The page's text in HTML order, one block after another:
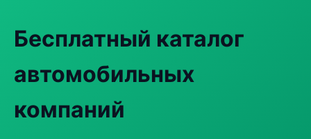
Бесплатный каталог
автомобильных
компаний